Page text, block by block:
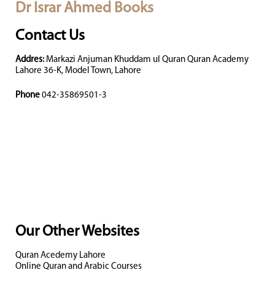
Dr Israr Ahmed Books
Contact Us
Addres: Markazi Anjuman Khuddam ul Quran Quran Academy
Lahore 36-K, Model Town, Lahore
Phone 042-35869501-3
Our Other Websites
Quran Acedemy Lahore
Online Quran and Arabic Courses